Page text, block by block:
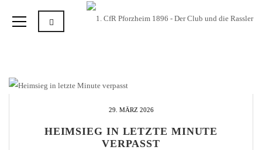
29. MÄRZ 2026
HEIMSIEG IN LETZTE MINUTE
VERPASST